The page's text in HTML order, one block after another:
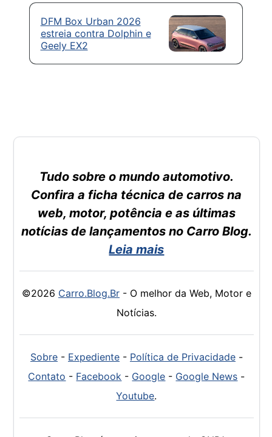
DFM Box Urban 2026
estreia contra Dolphin e
Geely EX2
Tudo sobre o mundo automotivo.
Confira a ficha técnica de carros na
web, motor, potência e as últimas
notícias de lançamentos no Carro Blog.
Leia mais
©2026 Carro.Blog.Br- O melhor da Web, Motor e
Notícias.
Sobre- Expediente- Política de Privacidade-
Contato - Facebook - Google - Google News -
Youtube.